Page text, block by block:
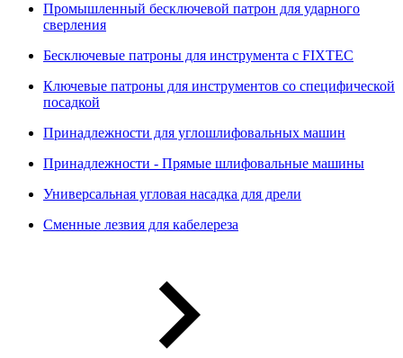
Промышленный бесключевой патрон для ударного
сверления
Бесключевые патроны для инструмента с FIXTEC
Ключевые патроны для инструментов со специфической
посадкой
Принадлежности для углошлифовальных машин
Принадлежности - Прямые шлифовальные машины
Универсальная угловая насадка для дрели
Сменные лезвия для кабелереза